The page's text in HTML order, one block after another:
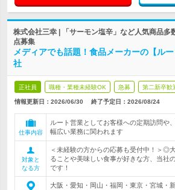
株式会社三幸 | 「サーモン塩辛」など人気商品多
点募集
メディアでも話題！食品メーカーの【ル
社
正社員 職種・業種未経験OK 急募 第二新卒歓
情報更新日：2026/06/30 終了予定日： 2026/08/24
仕事内容
ルート営業としてお客様への定期訪問や
幅広い業務に関われます
対象と
なる方
＜未経験の方からの応募も受付中！＞◎
ることや美味しい食事が好きな方、当社
です！
大阪・愛知・岡山・福岡・東京・宮城・